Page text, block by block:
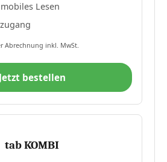
Lesen
Abrechnung inkl. MwSt.
Jetzt bestellen
tab KOMBI